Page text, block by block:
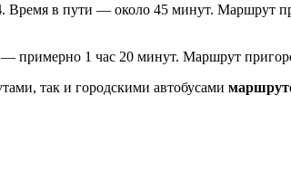
. Время в пути — около 45 минут. Маршрут
примерно 1 час 20 минут. Маршрут
так и городскими автобусами